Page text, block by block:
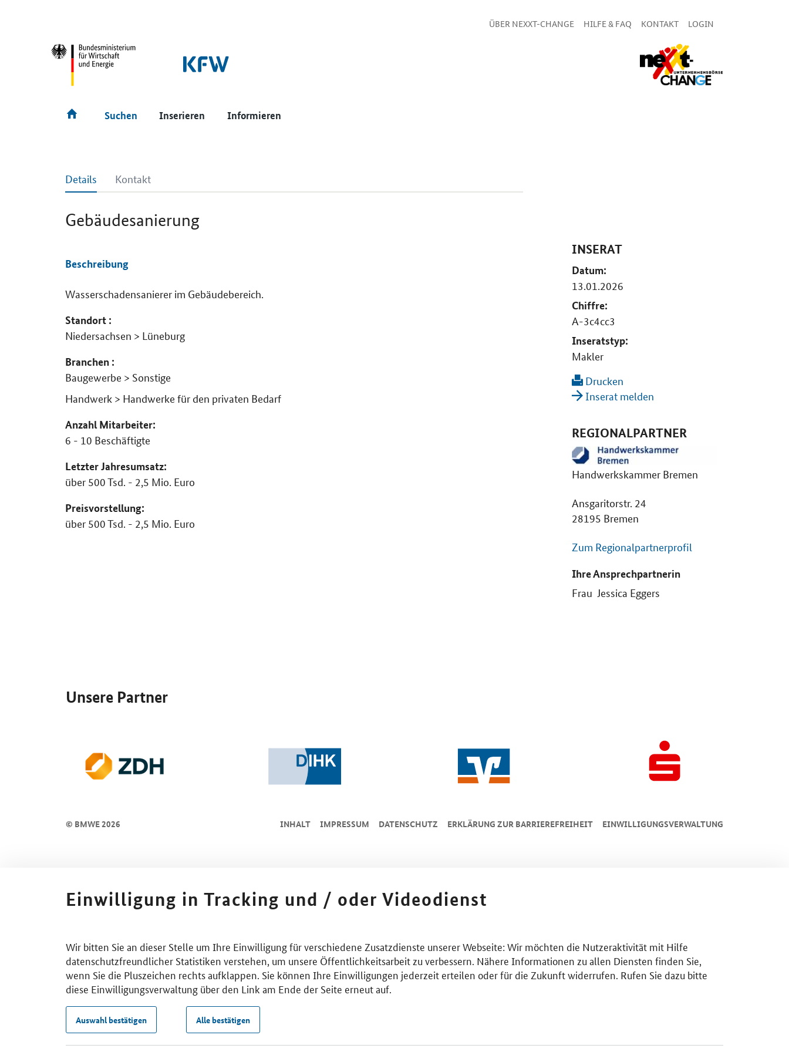
ÜBER NEXXT-CHANGE HILFE & FAQ KONTAKT LOGIN
Suchen Inserieren Informieren
Details Kontakt
Gebäudesanierung
Beschreibung
Wasserschadensanierer im Gebäudebereich.
Standort :
Niedersachsen > Lüneburg
Branchen :
Baugewerbe > Sonstige
Handwerk > Handwerke für den privaten Bedarf
Anzahl Mitarbeiter:
6 - 10 Beschäftigte
Letzter Jahresumsatz:
über 500 Tsd. - 2,5 Mio. Euro
Preisvorstellung:
über 500 Tsd. - 2,5 Mio. Euro
INSERAT
Datum:
13.01.2026
Chiffre:
A-3c4cc3
Inseratstyp:
Makler
Drucken
Inserat melden
REGIONALPARTNER
Handwerkskammer Bremen
Ansgaritorstr. 24
28195 Bremen
Zum Regionalpartnerprofil
Ihre Ansprechpartnerin
Frau Jessica Eggers
Unsere Partner
© BMWE 2026 INHALT IMPRESSUM DA­TEN­SCHUTZ ERKLÄRUNG ZUR BARRIEREFREIHEIT EINWILLIGUNGSVERWALTUNG
Einwilligung in Tracking und / oder Videodienst
Wir bitten Sie an dieser Stelle um Ihre Einwilligung für verschiedene Zusatzdienste unserer Webseite: Wir möchten die Nutzeraktivität mit Hilfe
datenschutzfreundlicher Statistiken verstehen, um unsere Öffentlichkeitsarbeit zu verbessern. Nähere Informationen zu allen Diensten finden Sie,
wenn Sie die Pluszeichen rechts aufklappen. Sie können Ihre Einwilligungen jederzeit erteilen oder für die Zukunft widerrufen. Rufen Sie dazu bitte
diese Einwilligungsverwaltung über den Link am Ende der Seite erneut auf.
Auswahl bestätigen Alle bestätigen